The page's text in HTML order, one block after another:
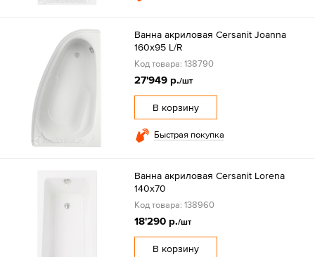
Ванна акриловая Cersanit Joanna
160x95 L/R
Код товара: 138790
27'949 р./шт
В корзину
Быстрая покупка
Ванна акриловая Cersanit Lorena
140х70
Код товара: 138960
18'290 р./шт
В корзину